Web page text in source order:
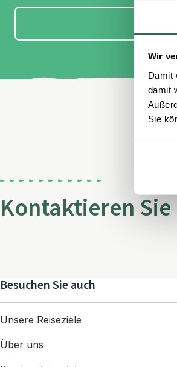
Wir
Damit
damit
Sie
Kontaktieren Sie
Besuchen Sie auch
Unsere Reiseziele
Über uns